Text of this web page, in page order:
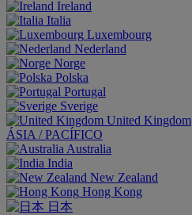
Ireland
Italia
Luxembourg
Nederland
Norge
Polska
Portugal
Sverige
United Kingdom
ÁSIA / PACÍFICO
Australia
India
New Zealand
Hong Kong
日本